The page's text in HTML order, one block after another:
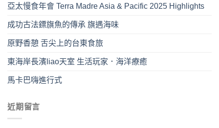
亞太慢食年會 Terra Madre Asia & Pacific 2025 Highlights
成功古法鏢旗魚的傳承 旗遇海味
原野香憩 舌尖上的台東食旅
東海岸長濱liao天室 生活玩家．海洋療癒
馬卡巴嗨進行式
近期留言